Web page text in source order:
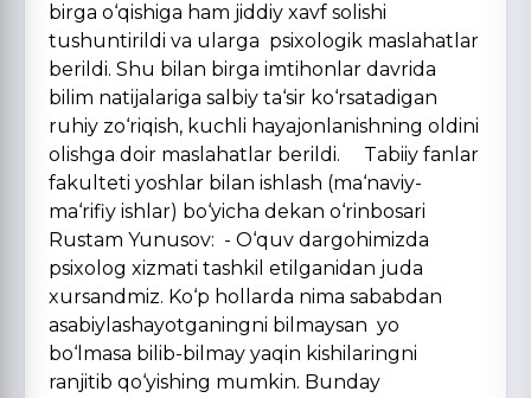
birga o‘qishiga ham jiddiy xavf solishi
tushuntirildi va ularga psixologik maslahatlar
berildi. Shu bilan birga imtihonlar davrida
bilim natijalariga salbiy ta‘sir ko‘rsatadigan
ruhiy zo‘riqish, kuchli hayajonlanishning oldini
olishga doir maslahatlar berildi. Tabiiy fanlar
fakulteti yoshlar bilan ishlash (ma‘naviy-
ma‘rifiy ishlar) bo‘yicha dekan o‘rinbosari
Rustam Yunusov: - O‘quv dargohimizda
psixolog xizmati tashkil etilganidan juda
xursandmiz. Ko‘p hollarda nima sababdan
asabiylashayotganingni bilmaysan yo
bo‘lmasa bilib-bilmay yaqin kishilaringni
ranjitib qo‘yishing mumkin. Bunday